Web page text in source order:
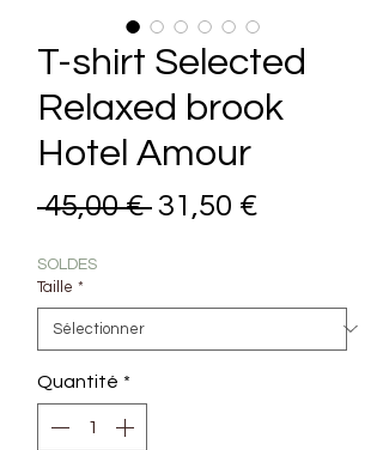
T-shirt Selected
Relaxed brook
Hotel Amour
45,00 € Prix original
31,50 €
SOLDES
Taille *
Quantité *